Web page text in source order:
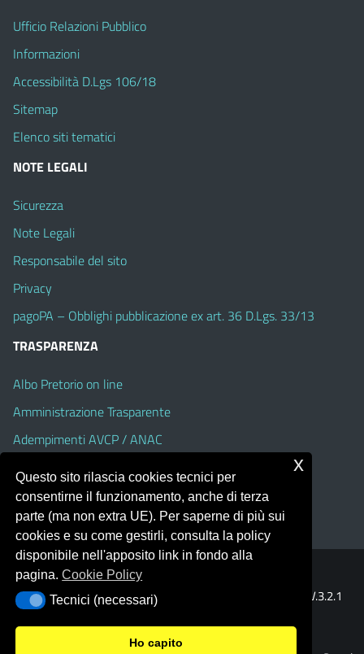
Ufficio Relazioni Pubblico
Informazioni
Accessibilità D.Lgs 106/18
Sitemap
Elenco siti tematici
NOTE LEGALI
Sicurezza
Note Legali
Responsabile del sito
Privacy
pagoPA – Obblighi pubblicazione ex art. 36 D.Lgs. 33/13
TRASPARENZA
Albo Pretorio on line
Amministrazione Trasparente
Adempimenti AVCP / ANAC
Dichiarazione di accessibilità
Portale realizzato con la piattaforma
Template Italia configurato sul tema accessibile
V.3.2.1
(Alioth)
Questo sito rilascia cookies tecnici per
consentirne il funzionamento, anche di terza
parte (ma non extra UE). Per saperne di più sui
cookies e su come gestirli, consulta la policy
disponibile nell'apposito link in fondo alla
pagina.Cookie Policy
Tecnici (necessari)
Tecnici (necessari)
Ho capito
x